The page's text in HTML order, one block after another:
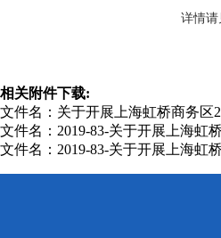
详情
相关附件下载:
文件名：关于开展上海虹桥商务区
文件名：2019-83-关于开展上海虹
文件名：2019-83-关于开展上海虹